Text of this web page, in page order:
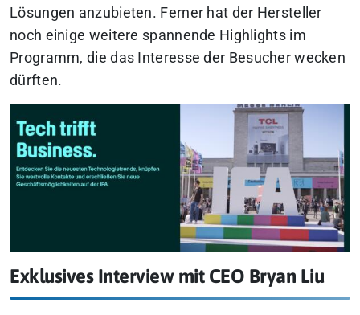
Lösungen anzubieten. Ferner hat der Hersteller
noch einige weitere spannende Highlights im
Programm, die das Interesse der Besucher wecken
dürften.
Exklusives Interview mit CEO Bryan Liu